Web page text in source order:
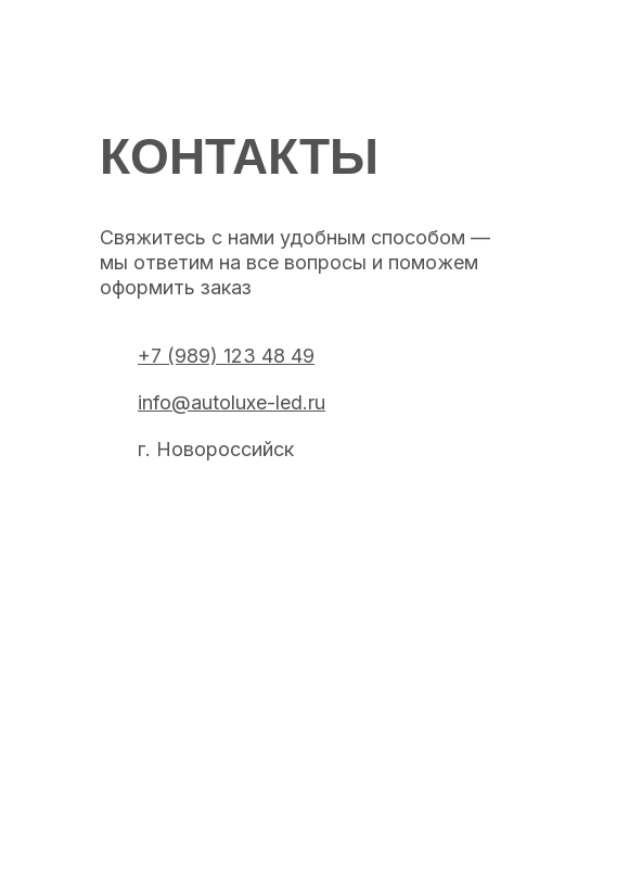
КОНТАКТЫ
Свяжитесь с нами удобным способом —
мы ответим на все вопросы и поможем
оформить заказ
+7 (989) 123 48 49
info@autoluxe-led.ru
г. Новороссийск